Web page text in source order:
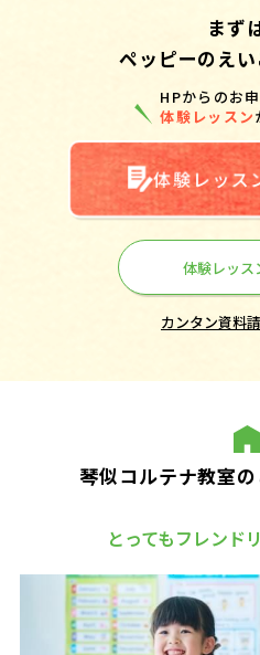
まず
ペッピーのえい
HPからのお
体験レッスン
体験レッス
体験レッス
カンタン資料
琴似コルテナ教室
とってもフレンド